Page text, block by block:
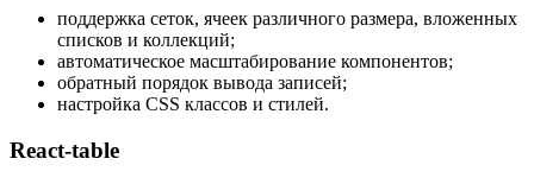
поддержка сеток, ячеек различного размера, вложенных
списков и коллекций;
автоматическое масштабирование компонентов;
обратный порядок вывода записей;
настройка CSS классов и стилей.
React-table